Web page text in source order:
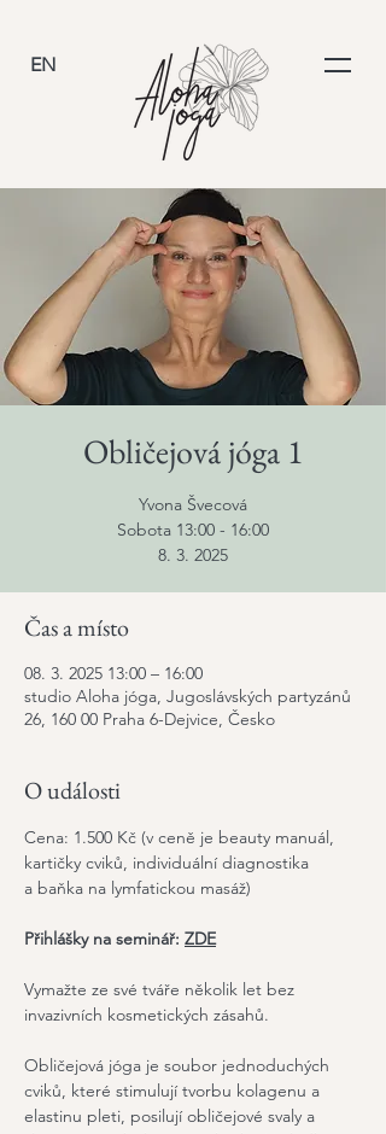
EN
Obličejová jóga 1
Yvona Švecová
Sobota 13:00 - 16:00
8. 3. 2025
Čas a místo
08. 3. 2025 13:00 – 16:00
studio Aloha jóga, Jugoslávských partyzánů
26, 160 00 Praha 6-Dejvice, Česko
O události
Cena: 1.500 Kč (v ceně je beauty manuál,
kartičky cviků, individuální diagnostika
a baňka na lymfatickou masáž)
Přihlášky na seminář: ZDE
Vymažte ze své tváře několik let bez
invazivních kosmetických zásahů.
Obličejová jóga je soubor jednoduchých
cviků, které stimulují tvorbu kolagenu a
elastinu pleti, posilují obličejové svaly a